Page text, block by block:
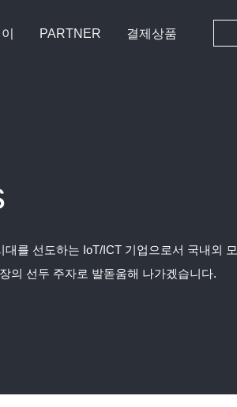
PARTNER 결제상품
대를 선도하는 IoT/ICT 기업으로서 국내외 모
의 선두 주자로 발돋움해 나가겠습니다.